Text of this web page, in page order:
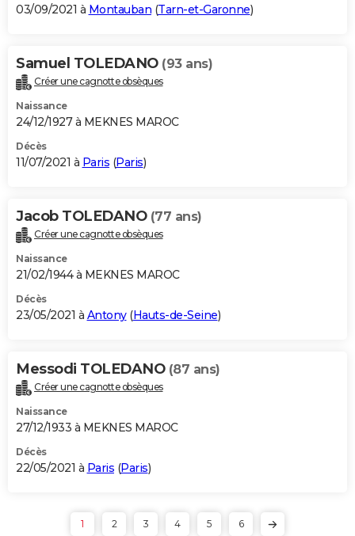
03/09/2021 à Montauban (Tarn-et-Garonne)
Samuel TOLEDANO (93 ans)
Créer une cagnotte obsèques
Naissance
24/12/1927 à MEKNES MAROC
Décès
11/07/2021 à Paris (Paris)
Jacob TOLEDANO (77 ans)
Créer une cagnotte obsèques
Naissance
21/02/1944 à MEKNES MAROC
Décès
23/05/2021 à Antony(Hauts-de-Seine)
Messodi TOLEDANO (87 ans)
Créer une cagnotte obsèques
Naissance
27/12/1933 à MEKNES MAROC
Décès
22/05/2021 à Paris (Paris)
1 2 3 4 5 6